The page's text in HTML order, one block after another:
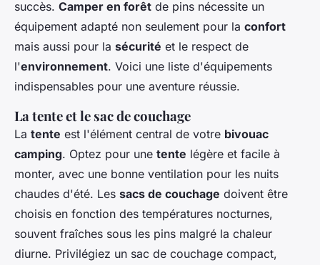
succès. Camper en forêt de pins nécessite un
équipement adapté non seulement pour la confort
mais aussi pour la sécurité et le respect de
l'environnement. Voici une liste d'équipements
indispensables pour une aventure réussie.
La tente et le sac de couchage
La tente est l'élément central de votre bivouac
camping. Optez pour une tente légère et facile à
monter, avec une bonne ventilation pour les nuits
chaudes d'été. Les sacs de couchage doivent être
choisis en fonction des températures nocturnes,
souvent fraîches sous les pins malgré la chaleur
diurne. Privilégiez un sac de couchage compact,